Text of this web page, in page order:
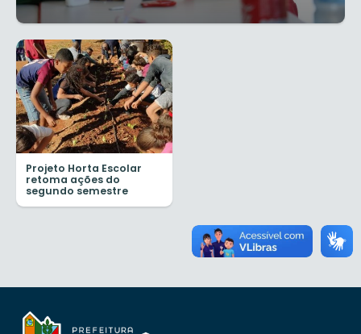
Projeto Horta Escolar
retoma ações do
segundo semestre